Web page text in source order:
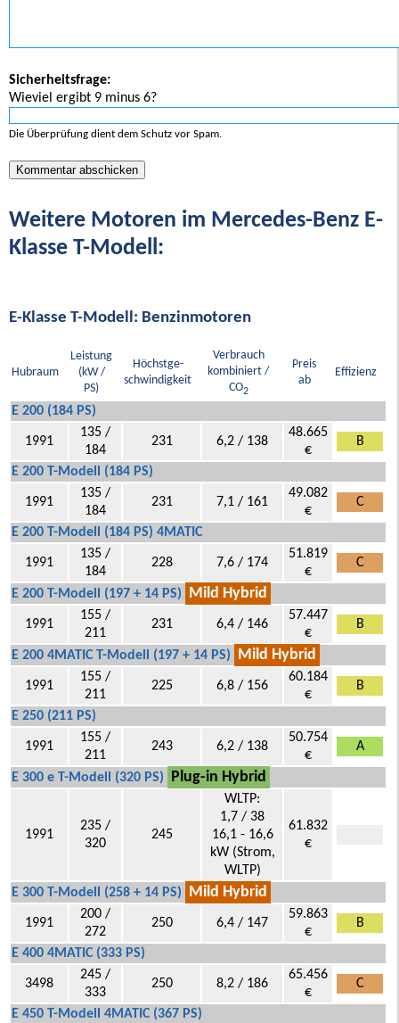
Sicherheitsfrage:
Wieviel ergibt 9 minus 6?
Die Überprüfung dient dem Schutz vor Spam.
Weitere Motoren im Mercedes-Benz E-
Klasse T-Modell:
E-Klasse T-Modell: Benzinmotoren
Hubraum
Leistung
(kW /
PS)
Höchstge-
schwindigkeit
Verbrauch
kombiniert /
CO2
Preis
ab
Effizienz
E 200 (184 PS)
1991
135 /
184
231 6,2 / 138
48.665
€
B
E 200 T-Modell (184 PS)
1991
135 /
184
231 7,1 / 161
49.082
€
C
E 200 T-Modell (184 PS) 4MATIC
1991
135 /
184
228 7,6 / 174
51.819
€
C
E 200 T-Modell (197 + 14 PS) Mild Hybrid
1991
155 /
211
231 6,4 / 146
57.447
€
B
E 200 4MATIC T-Modell (197 + 14 PS) Mild Hybrid
1991
155 /
211
225 6,8 / 156
60.184
€
B
E 250 (211 PS)
1991
155 /
211
243 6,2 / 138
50.754
€
A
E 300 e T-Modell (320 PS) Plug-in Hybrid
1991
235 /
320
245
WLTP:
1,7 / 38
16,1 - 16,6
kW (Strom,
WLTP)
61.832
€
E 300 T-Modell (258 + 14 PS) Mild Hybrid
1991
200 /
272
250 6,4 / 147
59.863
€
B
E 400 4MATIC (333 PS)
3498
245 /
333
250 8,2 / 186
65.456
€
C
E 450 T-Modell 4MATIC (367 PS)